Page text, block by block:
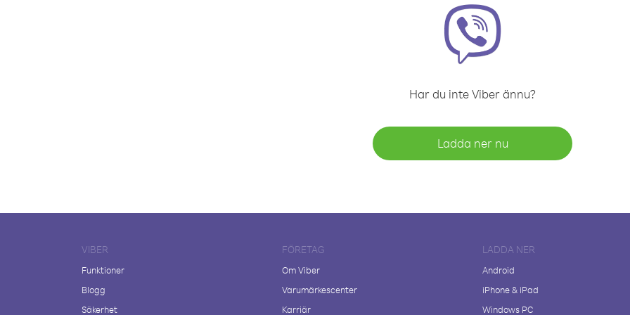
Har du inte Viber ännu?
Ladda ner nu
VIBER
Funktioner
Blogg
Säkerhet
FÖRETAG
Om Viber
Varumärkescenter
Karriär
LADDA NER
Android
iPhone & iPad
Windows PC